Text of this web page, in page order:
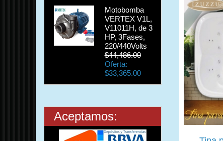
Motobomba
VERTEX V1L,
V11011H, de 3
HP, 3Fases,
220/440Volts
$44,486.00
Oferta:
$33,365.00
Aceptamos: